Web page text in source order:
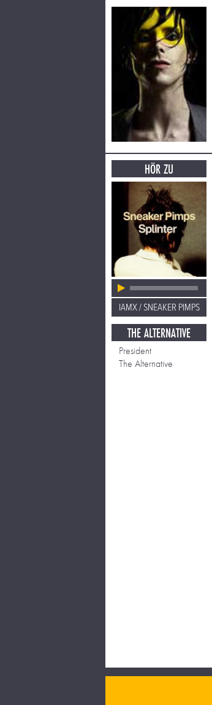
HÖR ZU
IAMX / SNEAKER PIMPS
THE ALTERNATIVE
President
The Alternative